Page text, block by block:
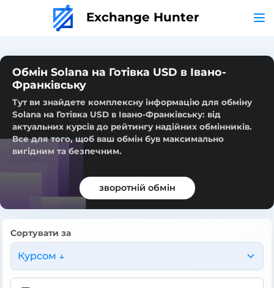
Exchange Hunter
Обмін Solana на Готівка USD в Івано-
Франківську
Тут ви знайдете комплексну інформацію для обміну
Solana на Готівка USD в Івано-Франківську: від
актуальних курсів до рейтингу надійних обмінників.
Все для того, щоб ваш обмін був максимально
вигідним та безпечним.
зворотній обмін
Сортувати за
Курсом ↓